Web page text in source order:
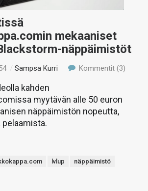
mekaaniset
näppäimistöt
/Sampsa Kurri Kommentit (3)
kahden
myytävän alle 50 euron
näppäimistön nopeutta,
lvlup
näppäimistö